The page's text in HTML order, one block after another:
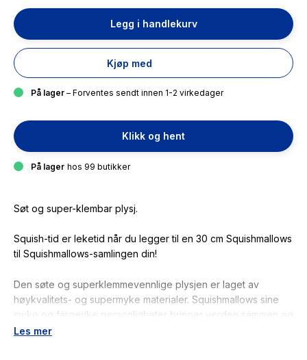
Legg i handlekurv
Kjøp med
På lager – Forventes sendt innen 1-2 virkedager
Klikk og hent
På lager hos 99 butikker
Søt og super-klembar plysj.
Squish-tid er leketid når du legger til en 30 cm Squishmallows
til Squishmallows-samlingen din!
Den søte og superklemmevennlige plysjen er laget av
høykvalitets- og supermyke materialer. Squishmallows sine
myke og fargerike personligheter bringer verden sammen og
gir uforglemmelige opplevelser som du kan dele med alle. De
Les mer